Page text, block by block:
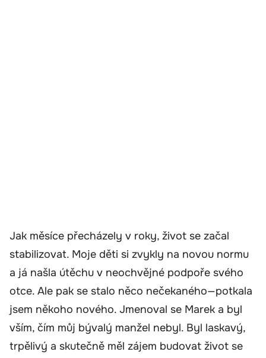
Jak měsíce přecházely v roky, život se začal
stabilizovat. Moje děti si zvykly na novou normu
a já našla útěchu v neochvějné podpoře svého
otce. Ale pak se stalo něco nečekaného—potkala
jsem někoho nového. Jmenoval se Marek a byl
vším, čím můj bývalý manžel nebyl. Byl laskavý,
trpělivý a skutečně měl zájem budovat život se